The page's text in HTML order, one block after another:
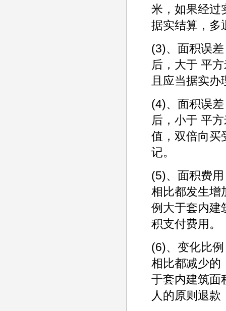
米，如果经过
据实结算，多
(3)、面积误
后，大于 平
且应当据实
(4)、面积误
后，小于 平
值，双倍向买
记。
(5)、面积费
相比都发生增
例大于套内建
积支付费用。
(6)、变化比
相比都减少的
于套内建筑面
人的原则退